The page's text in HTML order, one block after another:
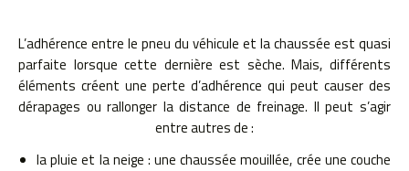
L’adhérence entre le pneu du véhicule et la chaussée est quasi
parfaite lorsque cette dernière est sèche. Mais, différents
éléments créent une perte d’adhérence qui peut causer des
dérapages ou rallonger la distance de freinage. Il peut s’agir
entre autres de :
la pluie et la neige : une chaussée mouillée, crée une couche